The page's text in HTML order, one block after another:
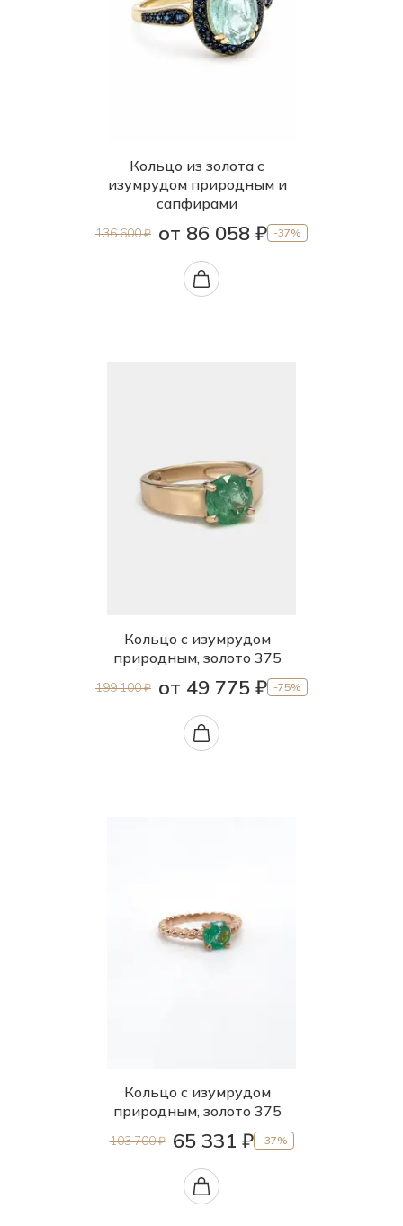
Кольцо из золота с
изумрудом природным и
сапфирами
136 600 ₽ от 86 058 ₽ -37%
Кольцо с изумрудом
природным, золото 375
199 100 ₽ от 49 775 ₽ -75%
Кольцо с изумрудом
природным, золото 375
103 700 ₽ 65 331 ₽ -37%